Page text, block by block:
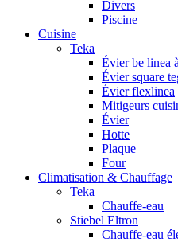
Divers
Piscine
Cuisine
Teka
Évier be linea
Évier square
Évier flexlinea
Mitigeurs
Évier
Hotte
Plaque
Four
Climatisation & Chauffage
Teka
Chauffe-eau
Stiebel Eltron
Chauffe-eau